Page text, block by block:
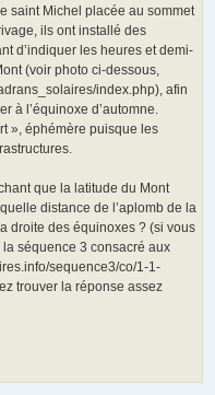
saint Michel placée au sommet
ils ont installé des
d’indiquer les heures et demi-
(voir photo ci-dessous,
index.php), afin
à l’équinoxe d’automne.
», éphémère puisque les
que la latitude du Mont
distance de l’aplomb de la
droite des équinoxes ? (si vous
séquence 3 consacré aux
sequence3/co/1-1-
trouver la réponse assez